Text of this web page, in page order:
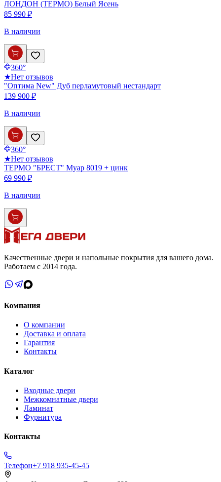
ЛОНДОН (ТЕРМО) Белый Ясень
85 990 ₽
В наличии
360°
★Нет отзывов
"Оптима New" Дуб перламутовый нестандарт
139 900 ₽
В наличии
360°
★Нет отзывов
ТЕРМО "БРЕСТ" Муар 8019 + цинк
69 990 ₽
В наличии
Качественные двери и напольные покрытия для вашего дома.
Работаем с 2014 года.
Компания
О компании
Доставка и оплата
Гарантия
Контакты
Каталог
Входные двери
Межкомнатные двери
Ламинат
Фурнитура
Контакты
Телефон+7 918 935-45-45